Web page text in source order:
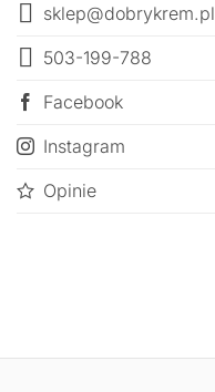
sklep@dobrykrem.pl
503-199-788
Facebook
Instagram
Opinie